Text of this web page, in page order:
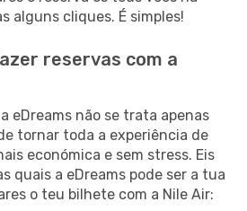
alguns cliques. É simples!
reservas com a
eDreams não se trata apenas
tornar toda a experiência de
económica e sem stress. Eis
quais a eDreams pode ser a tua
o teu bilhete com a Nile Air: